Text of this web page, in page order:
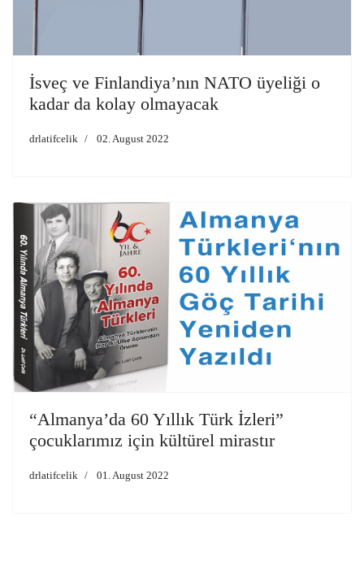
İsveç ve Finlandiya’nın NATO üyeliği o
kadar da kolay olmayacak
drlatifcelik 02. August 2022
“Almanya’da 60 Yıllık Türk İzleri”
çocuklarımız için kültürel mirastır
drlatifcelik 01. August 2022